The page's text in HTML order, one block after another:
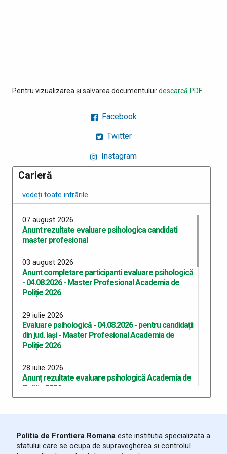
Pentru vizualizarea și salvarea documentului: descarcă PDF.
Facebook
Twitter
Instagram
Carieră
vedeți toate intrările
07 august 2026
Anunt rezultate evaluare psihologica candidati
master profesional
03 august 2026
Anunt completare participanti evaluare psihologică
- 04.08.2026 - Master Profesional Academia de
Poliție 2026
29 iulie 2026
Evaluare psihologică - 04.08.2026 - pentru candidații
din jud. Iași - Master Profesional Academia de
Poliție 2026
28 iulie 2026
Anunț rezultate evaluare psihologică Academia de
Politie 2026
din jud. Botoşani - Academia de Poliție 2026
Politia de Frontiera Romana este institutia specializata a
statului care se ocupa de supravegherea si controlul